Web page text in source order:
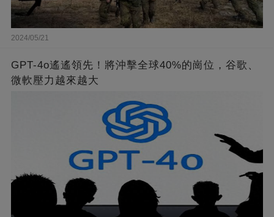
2024/05/21
GPT-4o遙遙領先！將沖擊全球40%的崗位，谷歌、
微軟壓力越來越大